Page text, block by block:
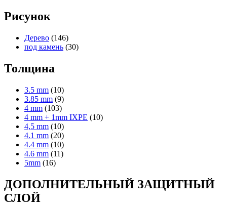
Рисунок
Дерево (146)
под камень (30)
Толщина
3.5 mm (10)
3.85 mm (9)
4 mm (103)
4 mm + 1mm IXPE (10)
4,5 mm (10)
4.1 mm (20)
4.4 mm (10)
4.6 mm (11)
5mm (16)
ДОПОЛНИТЕЛЬНЫЙ ЗАЩИТНЫЙ
СЛОЙ